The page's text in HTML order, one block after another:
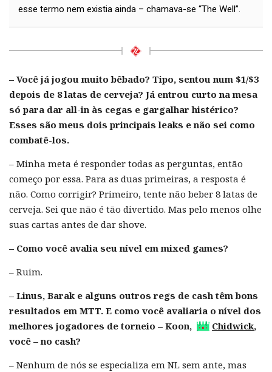
esse termo nem existia ainda – chamava-se “The Well”.
– Você já jogou muito bêbado? Tipo, sentou num $1/$3
depois de 8 latas de cerveja? Já entrou curto na mesa
só para dar all-in às cegas e gargalhar histérico?
Esses são meus dois principais leaks e não sei como
combatê-los.
– Minha meta é responder todas as perguntas, então
começo por essa. Para as duas primeiras, a resposta é
não. Como corrigir? Primeiro, tente não beber 8 latas de
cerveja. Sei que não é tão divertido. Mas pelo menos olhe
suas cartas antes de dar shove.
– Como você avalia seu nível em mixed games?
– Ruim.
– Linus, Barak e alguns outros regs de cash têm bons
resultados em MTT. E como você avaliaria o nível dos
melhores jogadores de torneio – Koon,
Chidwick,
você – no cash?
– Nenhum de nós se especializa em NL sem ante, mas